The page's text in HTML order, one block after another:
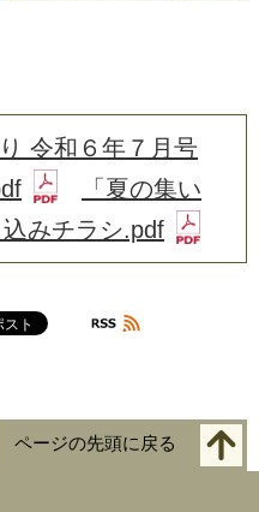
令和６年７月号
「夏の集い
みチラシ.pdf
ページの先頭に戻る